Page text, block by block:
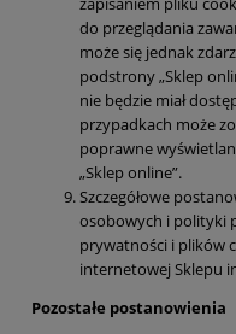
do przeglądania
może się jednak
podstrony „Sklep
nie będzie miał
przypadkach może
poprawne
„Sklep online”.
Szczegółowe
osobowych i polityki
prywatności i plików
internetowej Sklepu
Pozostałe postanowienia